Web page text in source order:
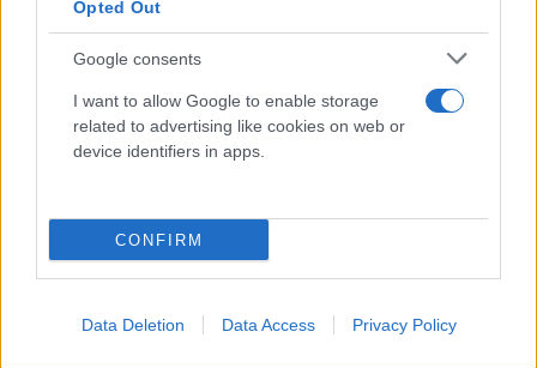
Opted Out
Google consents
I want to allow Google to enable storage
related to advertising like cookies on web or
device identifiers in apps.
CONFIRM
Data Deletion Data Access Privacy Policy
Ερντογάν για Μενέντεζ: Ευκαιρία για την Τουρκία
να «τρέξει» η αγορά των F-16 – Περιμένουμε
ξεκάθαρη απάντηση από τις ΗΠΑ
26.09.2023 14:23